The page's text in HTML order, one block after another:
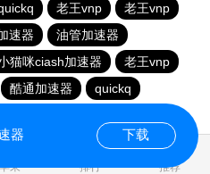
老王vnp
老王vnp
速器
油管加速器
猫咪ciash加速器
老王vnp
酷通加速器
quickq
果 排行 推荐
器 下载
0.492816s